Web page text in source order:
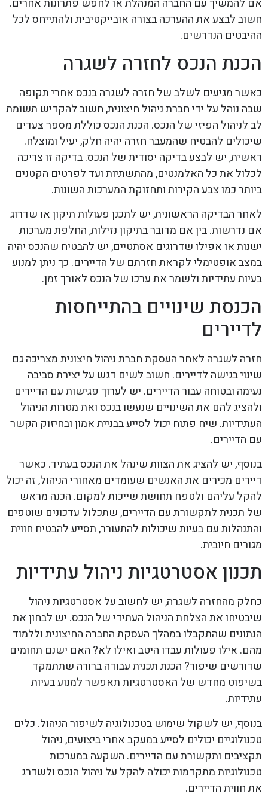
אם להמשיך עם החברה המנהלת או לחפש פתרונות אחרים.
חשוב לבצע את ההערכה בצורה אובייקטיבית ולהתייחס לכל
ההיבטים הנדרשים.
הכנת הנכס לחזרה לשגרה
כאשר מגיעים לשלב של חזרה לשגרה בנכס אחרי תקופה
שבה נוהל על ידי חברת ניהול חיצונית, חשוב להקדיש תשומת
לב לניהול הפיזי של הנכס. הכנת הנכס כוללת מספר צעדים
שיכולים להבטיח שהמעבר חזרה יהיה חלק, יעיל ומוצלח.
ראשית, יש לבצע בדיקה יסודית של הנכס. בדיקה זו צריכה
לכלול את כל האלמנטים, מהתשתיות ועד לפרטים הקטנים
ביותר כמו צבע הקירות ותחזוקת המערכות השונות.
לאחר הבדיקה הראשונית, יש לתכנן פעולות תיקון או שדרוג
אם נדרשות. בין אם מדובר בתיקון נזילות, החלפת מערכות
ישנות או אפילו שדרוגים אסתטיים, יש להבטיח שהנכס יהיה
במצב אופטימלי לקראת חזרתם של הדיירים. כך ניתן למנוע
בעיות עתידיות ולשמר את ערכו של הנכס לאורך זמן.
הכנסת שינויים בהתייחסות
לדיירים
חזרה לשגרה לאחר העסקת חברת ניהול חיצונית מצריכה גם
שינוי בגישה לדיירים. חשוב לשים דגש על יצירת סביבה
נעימה ובטוחה עבור הדיירים. יש לערוך פגישות עם הדיירים
ולהציג להם את השינויים שנעשו בנכס ואת מטרות הניהול
העתידיות. שיח פתוח יכול לסייע בבניית אמון ובחיזוק הקשר
עם הדיירים.
בנוסף, יש להציג את הצוות שינהל את הנכס בעתיד. כאשר
דיירים מכירים את האנשים שעומדים מאחורי הניהול, זה יכול
להקל עליהם ולטפח תחושת שייכות למקום. הכנה מראש
של תכנית לתקשורת עם הדיירים, שתכלול עדכונים שוטפים
והתנהלות עם בעיות שיכולות להתעורר, תסייע להבטיח חווית
מגורים חיובית.
תכנון אסטרטגיות ניהול עתידיות
כחלק מהחזרה לשגרה, יש לחשוב על אסטרטגיות ניהול
שיבטיחו את הצלחת הניהול העתידי של הנכס. יש לבחון את
הנתונים שהתקבלו במהלך העסקת החברה החיצונית וללמוד
מהם. אילו פעולות עבדו היטב ואילו לא? האם ישנם תחומים
שדורשים שיפור? הכנת תכנית עבודה ברורה שתתמקד
בשיפוט מחדש של האסטרטגיות תאפשר למנוע בעיות
עתידיות.
בנוסף, יש לשקול שימוש בטכנולוגיה לשיפור הניהול. כלים
טכנולוגיים יכולים לסייע במעקב אחרי ביצועים, ניהול
תקציבים ותקשורת עם הדיירים. השקעה במערכות
טכנולוגיות מתקדמות יכולה להקל על ניהול הנכס ולשדרג
את חווית הדיירים.